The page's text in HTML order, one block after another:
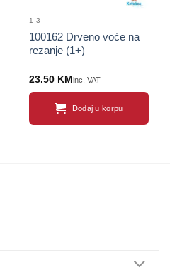
1-3
100162 Drveno voće na
rezanje (1+)
23.50 KM inc. VAT
Dodaj u korpu